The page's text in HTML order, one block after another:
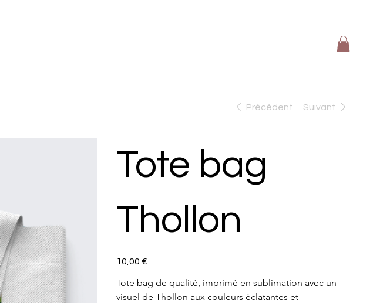
Précédent Suivant
Tote bag
Thollon
Prix
10,00 €
Tote bag de qualité, imprimé en sublimation avec un
visuel de Thollon aux couleurs éclatantes et